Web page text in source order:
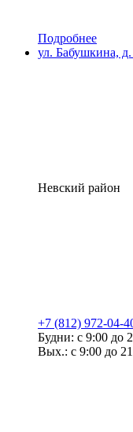
Подробнее
ул. Бабушкина, д.
Невский район
+7 (812) 972-04-
Будни: с 9:00 до
Вых.: с 9:00 до